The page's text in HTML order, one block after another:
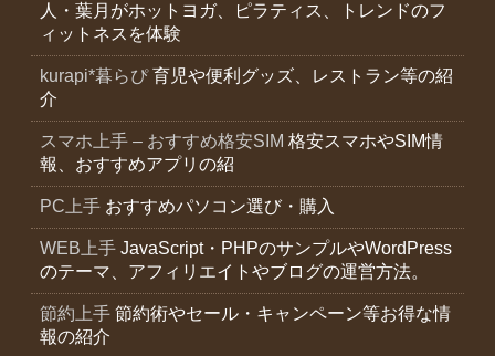
人・葉月がホットヨガ、ピラティス、トレンドのフ
ィットネスを体験
kurapi*暮らぴ育児や便利グッズ、レストラン等の紹
介
スマホ上手 – おすすめ格安SIM 格安スマホやSIM情
報、おすすめアプリの紹
PC上手 おすすめパソコン選び・購入
WEB上手 JavaScript・PHPのサンプルやWordPress
のテーマ、アフィリエイトやブログの運営方法。
節約上手 節約術やセール・キャンペーン等お得な情
報の紹介